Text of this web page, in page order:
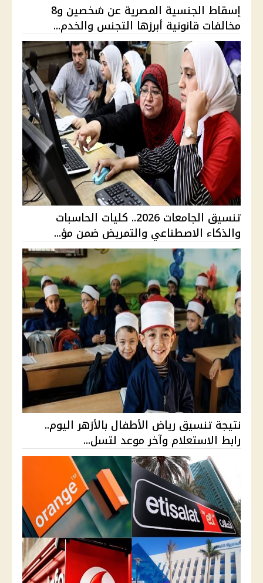
إسقاط الجنسية المصرية عن شخصين و8
مخالفات قانونية أبرزها التجنس والخدم...
تنسيق الجامعات 2026.. كليات الحاسبات
والذكاء الاصطناعي والتمريض ضمن مؤ...
نتيجة تنسيق رياض الأطفال بالأزهر اليوم..
رابط الاستعلام وآخر موعد لتسل...